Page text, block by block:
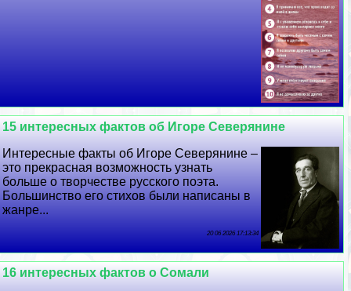
15 интересных фактов об Игоре Северянине
Интересные факты об Игоре Северянине –
это прекрасная возможность узнать
больше о творчестве русского поэта.
Большинство его стихов были написаны в
жанре...
20 06 2026 17:13:34
16 интересных фактов о Сомали